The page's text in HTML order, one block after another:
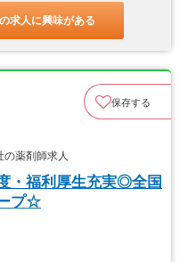
求人に興味がある
保存する
薬剤師求人
・福利厚生充実◎全国
プ☆